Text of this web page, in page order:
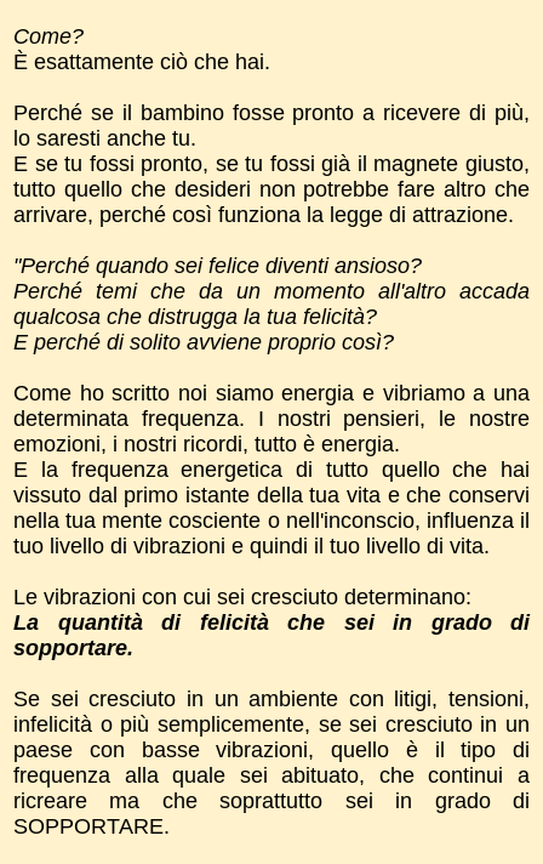
Come?
È esattamente ciò che hai.
Perché se il bambino fosse pronto a ricevere di più,
lo saresti anche tu.
E se tu fossi pronto, se tu fossi già il magnete giusto,
tutto quello che desideri non potrebbe fare altro che
arrivare, perché così funziona la legge di attrazione.
"Perché quando sei felice diventi ansioso?
Perché temi che da un momento all'altro accada
qualcosa che distrugga la tua felicità?
E perché di solito avviene proprio così?
Come ho scritto noi siamo energia e vibriamo a una
determinata frequenza. I nostri pensieri, le nostre
emozioni, i nostri ricordi, tutto è energia.
E la frequenza energetica di tutto quello che hai
vissuto dal primo istante della tua vita e che conservi
nella tua mente cosciente o nell'inconscio, influenza il
tuo livello di vibrazioni e quindi il tuo livello di vita.
Le vibrazioni con cui sei cresciuto determinano:
La quantità di felicità che sei in grado di
sopportare.
Se sei cresciuto in un ambiente con litigi, tensioni,
infelicità o più semplicemente, se sei cresciuto in un
paese con basse vibrazioni, quello è il tipo di
frequenza alla quale sei abituato, che continui a
ricreare ma che soprattutto sei in grado di
SOPPORTARE.